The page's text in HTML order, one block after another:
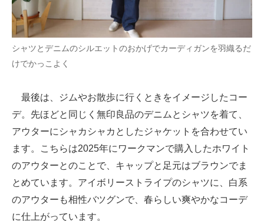
シャツとデニムのシルエットのおかげでカーディガンを羽織るだ
けでかっこよく
最後は、ジムやお散歩に行くときをイメージしたコー
デ。先ほどと同じく無印良品のデニムとシャツを着て、
アウターにシャカシャカとしたジャケットを合わせてい
ます。こちらは2025年にワークマンで購入したホワイト
のアウターとのことで、キャップと足元はブラウンでま
とめています。アイボリーストライプのシャツに、白系
のアウターも相性バツグンで、春らしい爽やかなコーデ
に仕上がっています。